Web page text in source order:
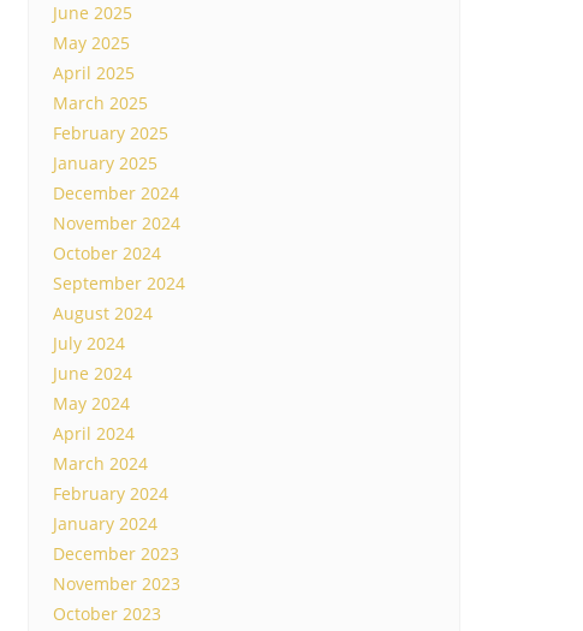
June 2025
May 2025
April 2025
March 2025
February 2025
January 2025
December 2024
November 2024
October 2024
September 2024
August 2024
July 2024
June 2024
May 2024
April 2024
March 2024
February 2024
January 2024
December 2023
November 2023
October 2023